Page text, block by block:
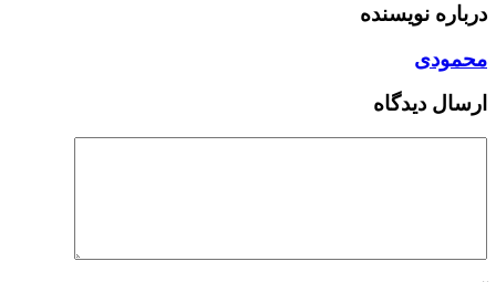
درباره نویسنده
محمودی
ارسال دیدگاه